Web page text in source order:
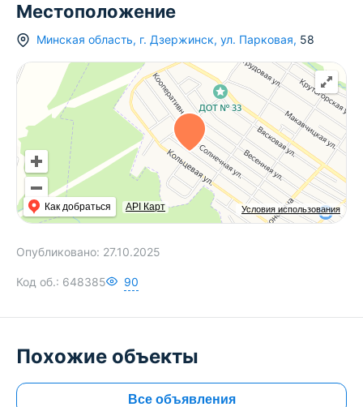
Местоположение
Минская область, г. Дзержинск, ул. Парковая, 58
Условия использования
Как добраться API Карт
Опубликовано: 27.10.2025
Код об.: 648385 90
Похожие объекты
Все объявления